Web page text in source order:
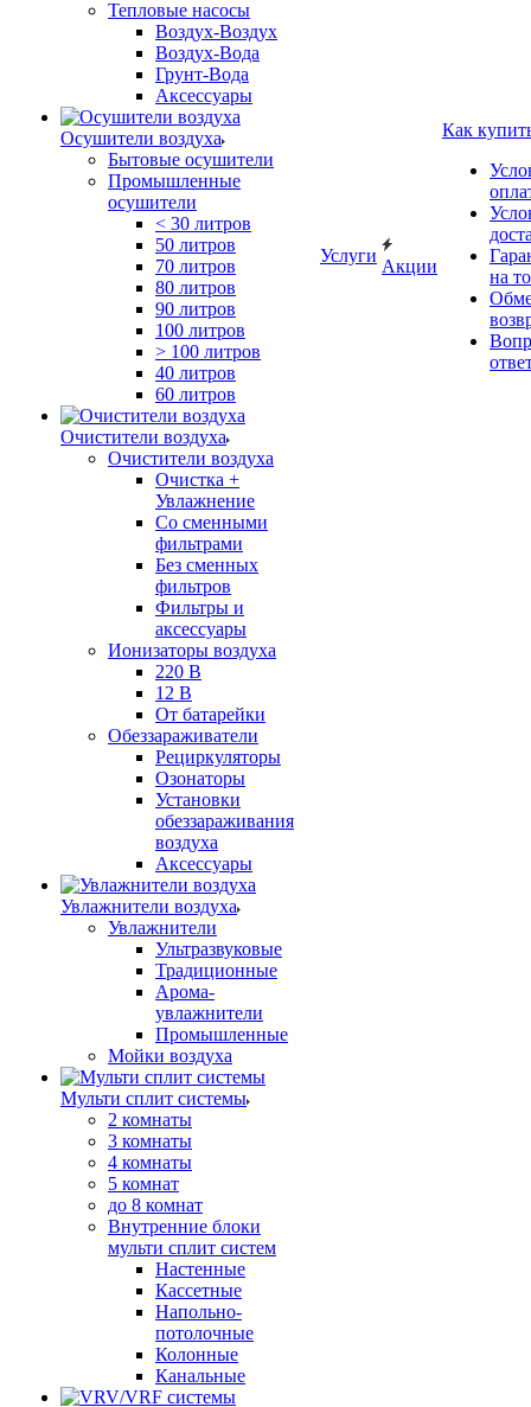
Тепловые насосы
Воздух-Воздух
Воздух-Вода
Грунт-Вода
Аксессуары
Осушители воздуха
Бытовые осушители
Промышленные
осушители
< 30 литров
50 литров
70 литров
80 литров
90 литров
100 литров
> 100 литров
40 литров
60 литров
Очистители воздуха
Очистители воздуха
Очистка +
Увлажнение
Cо сменными
фильтрами
Без сменных
фильтров
Фильтры и
аксессуары
Ионизаторы воздуха
220 В
12 В
От батарейки
Обеззараживатели
Рециркуляторы
Озонаторы
Установки
обеззараживания
воздуха
Аксессуары
Увлажнители воздуха
Увлажнители
Ультразвуковые
Традиционные
Арома-
увлажнители
Промышленные
Мойки воздуха
Мульти сплит системы
2 комнаты
3 комнаты
4 комнаты
5 комнат
до 8 комнат
Внутренние блоки
мульти сплит систем
Настенные
Кассетные
Напольно-
потолочные
Колонные
Канальные
Услуги
Акции
Как
на